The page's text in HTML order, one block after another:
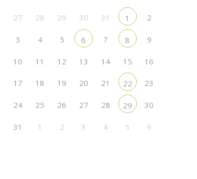
27 28 29 30 31 1 2
3 4 5 6 7 8 9
10 11 12 13 14 15 16
17 18 19 20 21 22 23
24 25 26 27 28 29 30
31 1 2 3 4 5 6